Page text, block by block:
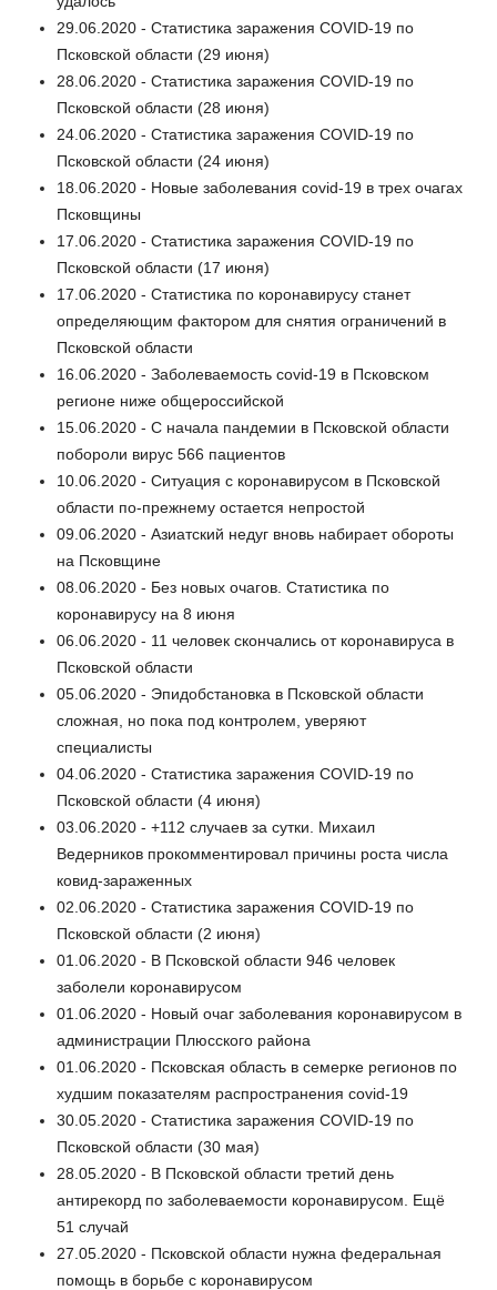
29.06.2020 - Статистика заражения COVID-19 по
Псковской области (29 июня)
28.06.2020 - Статистика заражения COVID-19 по
Псковской области (28 июня)
24.06.2020 - Статистика заражения COVID-19 по
Псковской области (24 июня)
18.06.2020 - Новые заболевания covid-19 в трех очагах
Псковщины
17.06.2020 - Статистика заражения COVID-19 по
Псковской области (17 июня)
17.06.2020 - Статистика по коронавирусу станет
определяющим фактором для снятия ограничений в
Псковской области
16.06.2020 - Заболеваемость covid-19 в Псковском
регионе ниже общероссийской
15.06.2020 - С начала пандемии в Псковской области
побороли вирус 566 пациентов
10.06.2020 - Ситуация с коронавирусом в Псковской
области по-прежнему остается непростой
09.06.2020 - Азиатский недуг вновь набирает обороты
на Псковщине
08.06.2020 - Без новых очагов. Статистика по
коронавирусу на 8 июня
06.06.2020 - 11 человек скончались от коронавируса в
Псковской области
05.06.2020 - Эпидобстановка в Псковской области
сложная, но пока под контролем, уверяют
специалисты
04.06.2020 - Статистика заражения COVID-19 по
Псковской области (4 июня)
03.06.2020 - +112 случаев за сутки. Михаил
Ведерников прокомментировал причины роста числа
ковид-зараженных
02.06.2020 - Статистика заражения COVID-19 по
Псковской области (2 июня)
01.06.2020 - В Псковской области 946 человек
заболели коронавирусом
01.06.2020 - Новый очаг заболевания коронавирусом в
администрации Плюсского района
01.06.2020 - Псковская область в семерке регионов по
худшим показателям распространения covid-19
30.05.2020 - Статистика заражения COVID-19 по
Псковской области (30 мая)
28.05.2020 - В Псковской области третий день
антирекорд по заболеваемости коронавирусом. Ещё
51 случай
27.05.2020 - Псковской области нужна федеральная
помощь в борьбе с коронавирусом